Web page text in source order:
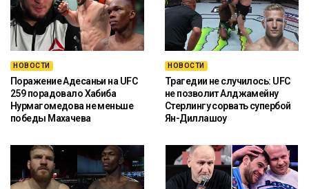
НОВОСТИ
Поражение Адесаньи на UFC
259 порадовало Хабиба
Нурмагомедова не меньше
победы Махачева
НОВОСТИ
Трагедии не случилось: UFC
не позволит Алджамейну
Стерлингу сорвать супербой
Ян-Диллашоу